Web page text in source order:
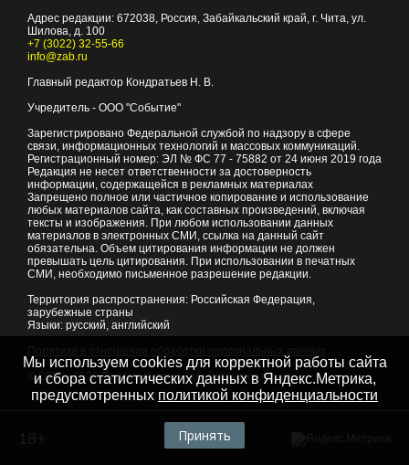
Адрес редакции: 672038, Россия, Забайкальский край, г. Чита, ул.
Шилова, д. 100
+7 (3022) 32-55-66
info@zab.ru
Главный редактор Кондратьев Н. В.
Учредитель - ООО "Событие"
Зарегистрировано Федеральной службой по надзору в сфере
связи, информационных технологий и массовых коммуникаций.
Регистрационный номер: ЭЛ № ФС 77 - 75882 от 24 июня 2019 года
Редакция не несет ответственности за достоверность
информации, содержащейся в рекламных материалах
Запрещено полное или частичное копирование и использование
любых материалов сайта, как составных произведений, включая
тексты и изображения. При любом использовании данных
материалов в электронных СМИ, ссылка на данный сайт
обязательна. Объем цитирования информации не должен
превышать цель цитирования. При использовании в печатных
СМИ, необходимо письменное разрешение редакции.
Территория распространения: Российская Федерация,
зарубежные страны
Языки: русский, английский
© 2007 - 2026Портал Читы и Забайкальского края
Мы используем cookies для корректной работы сайта
и сбора статистических данных в Яндекс.Метрика,
предусмотренных политикой конфиденциальности
Принять